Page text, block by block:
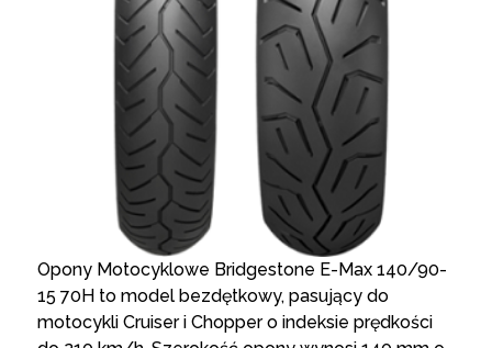
Opony Motocyklowe Bridgestone E-Max 140/90-
15 70H to model bezdętkowy, pasujący do
motocykli Cruiser i Chopper o indeksie prędkości